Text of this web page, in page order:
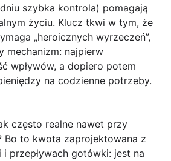
szybka kontrola) pomagają
życiu. Klucz tkwi w tym, że
„heroicznych wyrzeczeń”,
mechanizm: najpierw
wpływów, a dopiero potem
na codzienne potrzeby.
często realne nawet przy
Bo to kwota zaprojektowana z
przepływach gotówki: jest na